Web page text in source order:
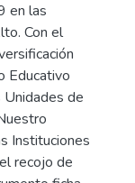
en las
Con el
Educativo
Unidades de
Instituciones
recojo de